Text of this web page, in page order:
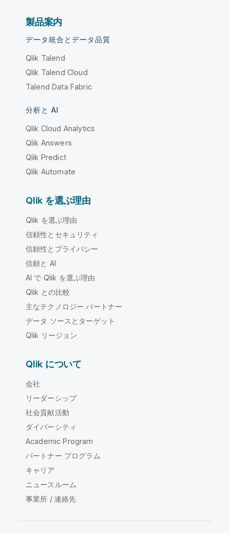
製品案内
データ統合とデータ品質
Qlik Talend
Qlik Talend Cloud
Talend Data Fabric
分析と AI
Qlik Cloud Analytics
Qlik Answers
Qlik Predict
Qlik Automate
Qlik を選ぶ理由
Qlik を選ぶ理由
信頼性とセキュリティ
信頼性とプライバシー
信頼と AI
AI で Qlik を選ぶ理由
Qlik との比較
主なテクノロジー パートナー
データ ソースとターゲット
Qlik リージョン
Qlik について
会社
リーダーシップ
社会貢献活動
ダイバーシティ
Academic Program
パートナー プログラム
キャリア
ニュースルーム
事業所 / 連絡先